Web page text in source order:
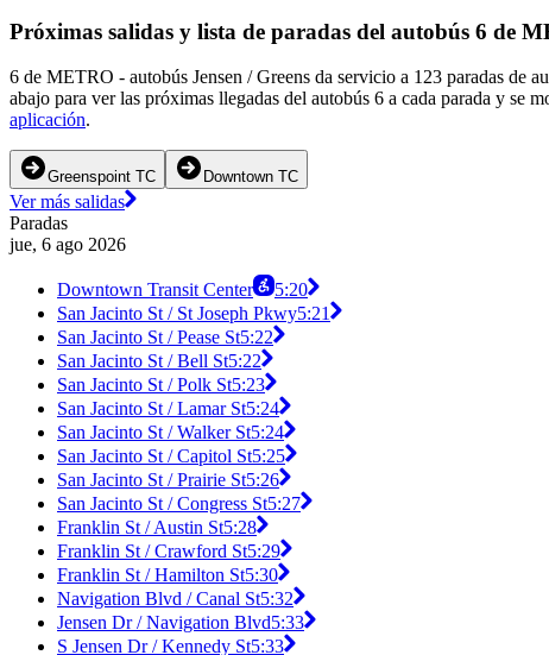
Próximas salidas y lista de paradas del autobús 6 de
6 de METRO - autobús Jensen / Greens da servicio a 123 paradas de
abajo para ver las próximas llegadas del autobús 6 a cada parada y se
aplicación.
Greenspoint TC Downtown TC
Ver más salidas
Paradas
jue, 6 ago 2026
Downtown Transit Center
5:20
San Jacinto St / St Joseph Pkwy5:21
San Jacinto St / Pease St5:22
San Jacinto St / Bell St5:22
San Jacinto St / Polk St5:23
San Jacinto St / Lamar St5:24
San Jacinto St / Walker St5:24
San Jacinto St / Capitol St5:25
San Jacinto St / Prairie St5:26
San Jacinto St / Congress St5:27
Franklin St / Austin St5:28
Franklin St / Crawford St5:29
Franklin St / Hamilton St5:30
Navigation Blvd / Canal St5:32
Jensen Dr / Navigation Blvd5:33
S Jensen Dr / Kennedy St5:33